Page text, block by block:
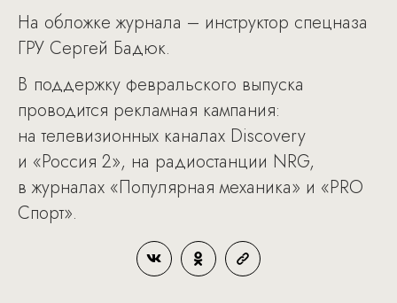
На обложке журнала – инструктор спецназа
ГРУ Сергей Бадюк.
В поддержку февральского выпуска
проводится рекламная кампания:
на телевизионных каналах Discovery
и «Россия 2», на радиостанции NRG,
в журналах «Популярная механика» и «PRO
Спорт».